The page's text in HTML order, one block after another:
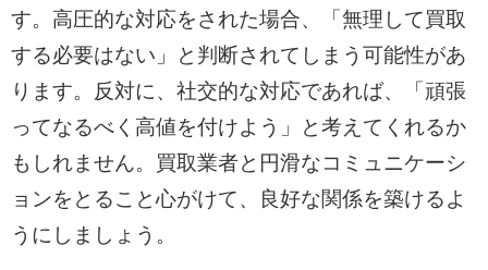
す。高圧的な対応をされた場合、「無理して買取
する必要はない」と判断されてしまう可能性があ
ります。反対に、社交的な対応であれば、「頑張
ってなるべく高値を付けよう」と考えてくれるか
もしれません。買取業者と円滑なコミュニケーシ
ョンをとること心がけて、良好な関係を築けるよ
うにしましょう。